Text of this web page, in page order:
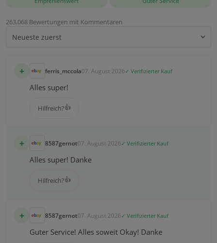
263.068 Bewertungen mit Kommentaren
+ ferris_mccola07. August 2026✓ Verifizierter Kauf
Alles super!
Hilfreich?👍
+ 8587gernot07. August 2026✓ Verifizierter Kauf
Alles super! Danke
Hilfreich?👍
+ 8587gernot07. August 2026✓ Verifizierter Kauf
Guter Service! Alles soweit Okay! Danke